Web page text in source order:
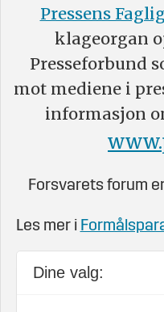
Pressens
klageorgan
Presseforbund
mot mediene i
informasjon
Forsvarets forum
Les mer i
Dine valg: